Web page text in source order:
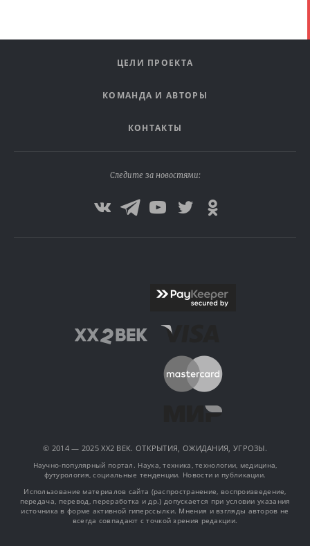
ЦЕЛИ ПРОЕКТА
КОМАНДА И АВТОРЫ
КОНТАКТЫ
Следите за новостями:
© 2014 — 2025 XX2 ВЕК. ОТКРЫТИЯ, ОЖИДАНИЯ, УГРОЗЫ.
Научно-популярный портал. Наука, техника, технологии, медицина,
футурология, социальные тенденции. Новости и публикации.
Использование материалов сайта (распространение, воспроизведение,
передача, перевод, переработка и др.) допускается при условии указания
источника в форме активной гиперссылки. Мнения и взгляды авторов не
всегда совпадают с точкой зрения редакции.